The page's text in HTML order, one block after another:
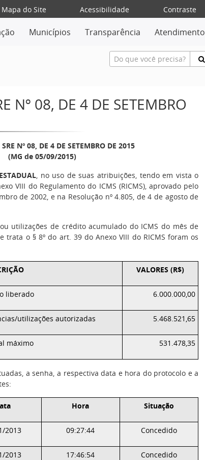
Mapa do Site Acessibilidade
Contraste
Municípios Transparência Atendimento
Nº 08, DE 4 DE SETEMBRO
Nº 08, DE 4 DE SETEMBRO DE 2015
(MG de 05/09/2015)
, no uso de suas atribuições, tendo em vista o
VIII do Regulamento do ICMS (RICMS), aprovado pelo
de 2002, e na Resolução nº 4.805, de 4 de agosto de
utilizações de crédito acumulado do ICMS do mês de
trata o § 8º do art. 39 do Anexo VIII do RICMS foram os
VALORES (R$)
liberado 6.000.000,00
utilizações autorizadas 5.468.521,65
máximo 531.478,35
a senha, a respectiva data e hora do protocolo e a
Hora Situação
2013 09:27:44 Concedido
2013 17:46:54 Concedido